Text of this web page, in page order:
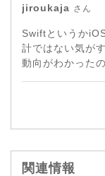
jiroukaja さん
Swiftというか
計ではない気が
動向がわかった
関連情報